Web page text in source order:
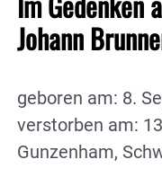
Johann
geboren am: 8.
verstorben am:
Gunzenham,